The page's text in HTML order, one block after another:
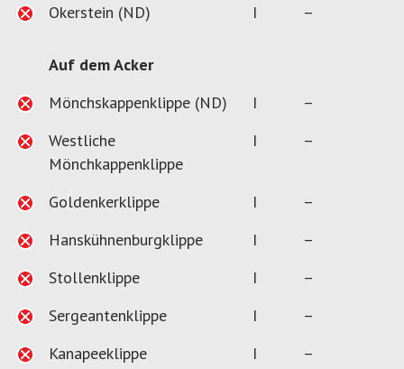
Okerstein (ND)
I –
Auf dem Acker
Mönchskappenklippe (ND)
I
–
Westliche
Mönchkappenklippe
I –
Goldenkerklippe I
–
Hanskühnenburgklippe
I
–
Stollenklippe
I
–
Sergeantenklippe
I
–
Kanapeeklippe
I
–